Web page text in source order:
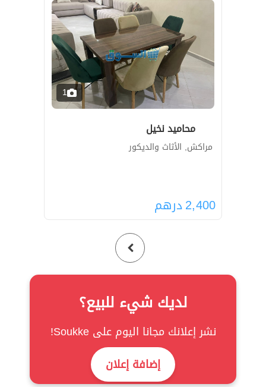
1
محاميد نخيل
مراكش, الأثاث والديكور
2,400درهم
لديك شيء للبيع؟
نشر إعلانك مجانا اليوم على Soukke!
إضافة إعلان